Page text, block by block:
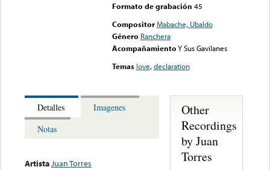
Formato de grabación 45
Compositor Mabache, Ubaldo
Género Ranchera
AcompañamientoY Sus Gavilanes
Temas love,declaration
Detalles
Imagenes
Notas
ArtistaJuan Torres
Other
Recordings
by Juan
Torres